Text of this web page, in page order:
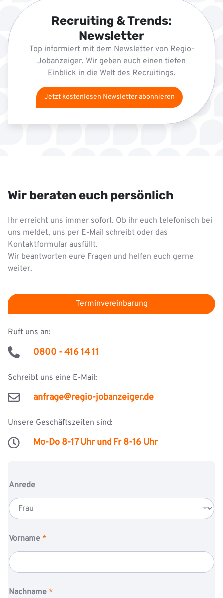
Recruiting & Trends:
Newsletter
Top informiert mit dem Newsletter von Regio-
Jobanzeiger. Wir geben euch einen tiefen
Einblick in die Welt des Recruitings.
Jetzt kostenlosen Newsletter abonnieren
Anrede
Vorname *
Nachname *
Wir beraten euch persönlich
Ihr erreicht uns immer sofort. Ob ihr euch telefonisch bei
uns meldet, uns per E-Mail schreibt oder das
Kontaktformular ausfüllt.
Wir beantworten eure Fragen und helfen euch gerne
weiter.
Terminvereinbarung
Ruft uns an:
0800 - 416 14 11
Schreibt uns eine E-Mail:
anfrage@regio-jobanzeiger.de
Unsere Geschäftszeiten sind:
Mo-Do 8-17 Uhr und Fr 8-16 Uhr